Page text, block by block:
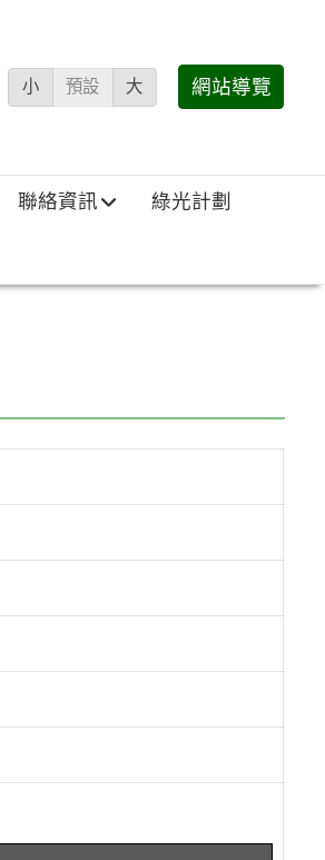
小 預設 大 網站導覽
聯絡資訊 綠光計劃